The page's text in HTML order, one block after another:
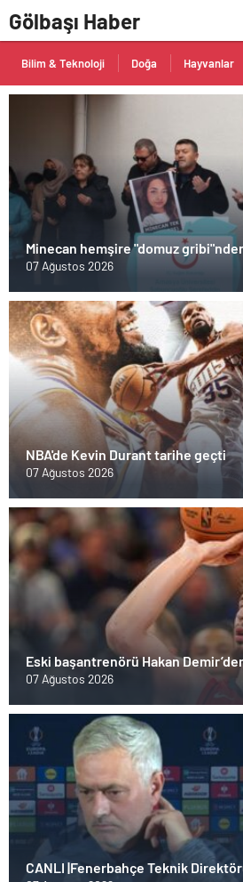
Gölbaşı Haber
Bilim & Teknoloji Doğa Hayvanlar
Minecan hemşire "domuz
Haberler | Sağlık Haberleri
07 Ağustos 2026
NBA'de Kevin Durant tarihe geçti
07 Ağustos 2026
Eski başantrenörü Hakan
övgü
07 Ağustos 2026
CANLI |Fenerbahçe Teknik